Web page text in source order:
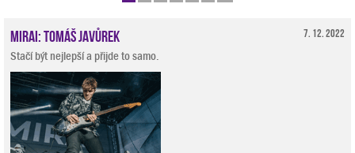
7. 12. 2022
Mirai: Tomáš Javůrek
Stačí být nejlepší a přijde to samo.